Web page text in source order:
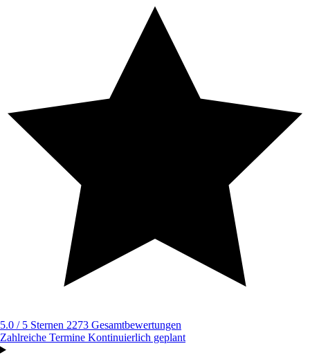
5.0 / 5 Sternen 2273 Gesamtbewertungen
Zahlreiche Termine Kontinuierlich geplant